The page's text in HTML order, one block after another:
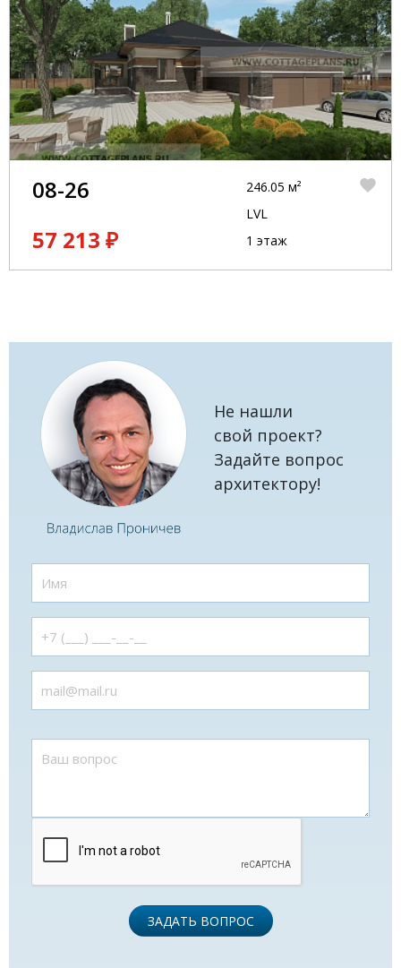
08-26
57 213 ₽
246.05 м²
LVL
1 этаж
Не нашли
свой проект?
Задайте вопрос
архитектору!
ЗАДАТЬ ВОПРОС